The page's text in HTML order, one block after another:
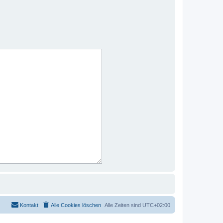
Alle Zeiten sind UTC+02:00
Alle Cookies löschen
Kontakt